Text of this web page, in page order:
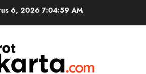
6, 2026 7:04:59 AM